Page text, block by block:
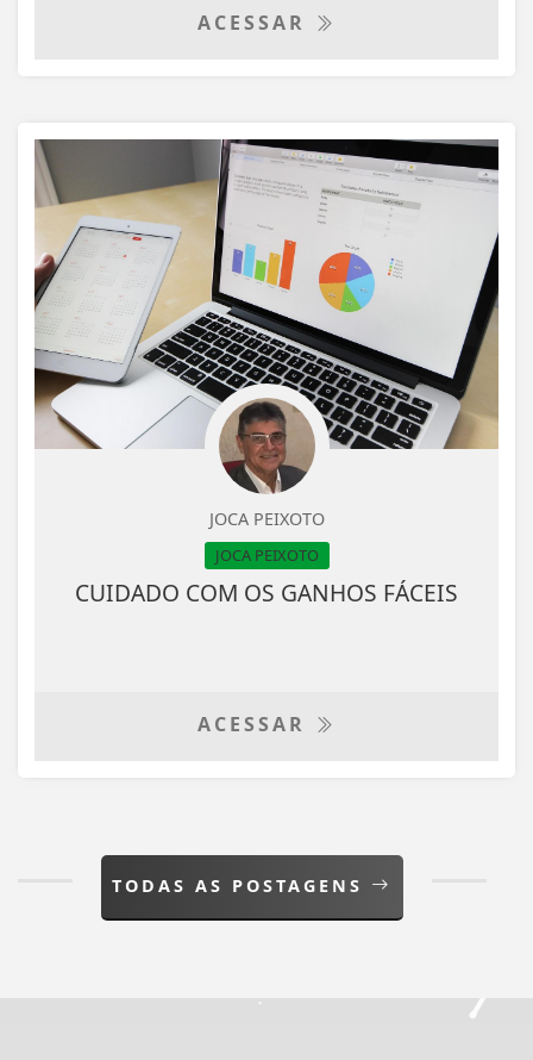
ACESSAR
JOCA PEIXOTO
JOCA PEIXOTO
CUIDADO COM OS GANHOS FÁCEIS
ACESSAR
TODAS AS POSTAGENS